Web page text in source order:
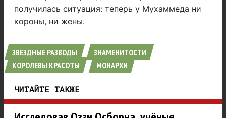
получилась ситуация: теперь у Мухаммеда ни
короны, ни жены.
ЗВЕЗДНЫЕ РАЗВОДЫ
ЗНАМЕНИТОСТИ
КОРОЛЕВЫ КРАСОТЫ
МОНАРХИ
ЧИТАЙТЕ ТАКЖЕ